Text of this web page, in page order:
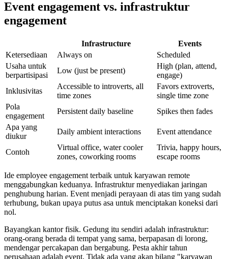
Event engagement vs. infrastruktur
engagement
Infrastructure
Events
Ketersediaan
Always on
Scheduled
Usaha untuk
berpartisipasi
Low (just be present)
High (plan, attend,
engage)
Inklusivitas
Accessible to introverts, all
time zones
Favors extroverts,
single time zone
Pola
engagement
Persistent daily baseline
Spikes then fades
Apa yang
diukur
Daily ambient interactions Event attendance
Contoh
Virtual office, water cooler
zones, coworking rooms
Trivia, happy hours,
escape rooms
Ide employee engagement terbaik untuk karyawan remote
menggabungkan keduanya. Infrastruktur menyediakan jaringan
penghubung harian. Event menjadi perayaan di atas tim yang sudah
terhubung, bukan upaya putus asa untuk menciptakan koneksi dari
nol.
Bayangkan kantor fisik. Gedung itu sendiri adalah infrastruktur:
orang-orang berada di tempat yang sama, berpapasan di lorong,
mendengar percakapan dan bergabung. Pesta akhir tahun
perusahaan adalah event. Tidak ada yang akan bilang "karyawan